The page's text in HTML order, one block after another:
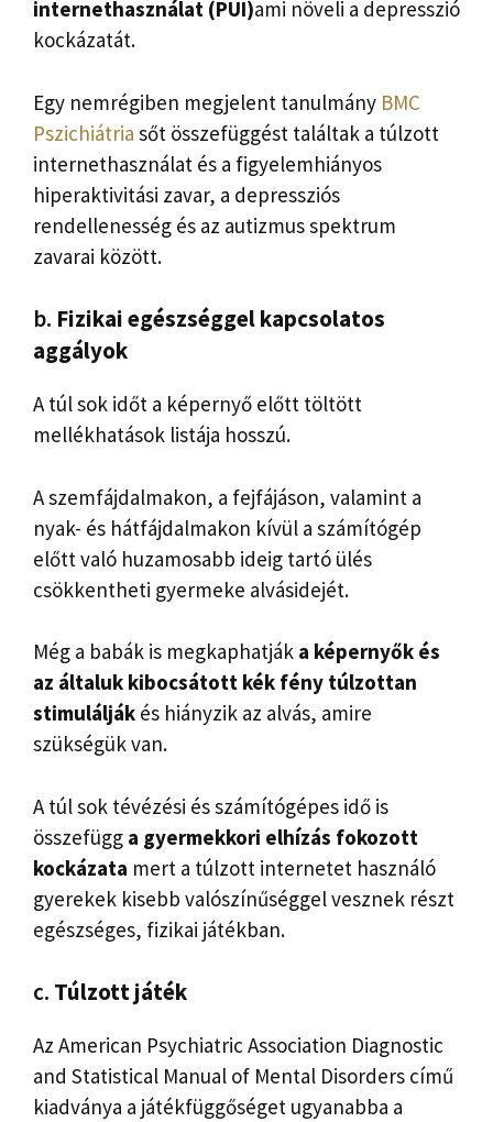
internethasználat (PUI)ami növeli a depresszió
kockázatát.
Egy nemrégiben megjelent tanulmány BMC
Pszichiátria sőt összefüggést találtak a túlzott
internethasználat és a figyelemhiányos
hiperaktivitási zavar, a depressziós
rendellenesség és az autizmus spektrum
zavarai között.
b. Fizikai egészséggel kapcsolatos
aggályok
A túl sok időt a képernyő előtt töltött
mellékhatások listája hosszú.
A szemfájdalmakon, a fejfájáson, valamint a
nyak- és hátfájdalmakon kívül a számítógép
előtt való huzamosabb ideig tartó ülés
csökkentheti gyermeke alvásidejét.
Még a babák is megkaphatják a képernyők és
az általuk kibocsátott kék fény túlzottan
stimulálják és hiányzik az alvás, amire
szükségük van.
A túl sok tévézési és számítógépes idő is
összefügg a gyermekkori elhízás fokozott
kockázata mert a túlzott internetet használó
gyerekek kisebb valószínűséggel vesznek részt
egészséges, fizikai játékban.
c. Túlzott játék
Az American Psychiatric Association Diagnostic
and Statistical Manual of Mental Disorders című
kiadványa a játékfüggőséget ugyanabba a